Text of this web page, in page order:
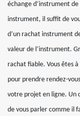
échange d’instrument
instrument, il suffit de
d’un rachat instrument
valeur de l’instrument.
rachat fiable. Vous êtes
pour prendre rendez-
votre projet en ligne. Un
de vous parler comme il